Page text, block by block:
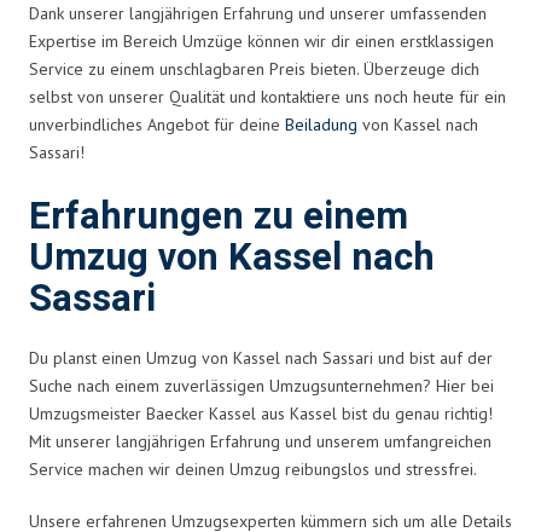
Dank unserer langjährigen Erfahrung und unserer umfassenden
Expertise im Bereich Umzüge können wir dir einen erstklassigen
Service zu einem unschlagbaren Preis bieten. Überzeuge dich
selbst von unserer Qualität und kontaktiere uns noch heute für ein
unverbindliches Angebot für deine Beiladung von Kassel nach
Sassari!
Erfahrungen zu einem
Umzug von Kassel nach
Sassari
Du planst einen Umzug von Kassel nach Sassari und bist auf der
Suche nach einem zuverlässigen Umzugsunternehmen? Hier bei
Umzugsmeister Baecker Kassel aus Kassel bist du genau richtig!
Mit unserer langjährigen Erfahrung und unserem umfangreichen
Service machen wir deinen Umzug reibungslos und stressfrei.
Unsere erfahrenen Umzugsexperten kümmern sich um alle Details